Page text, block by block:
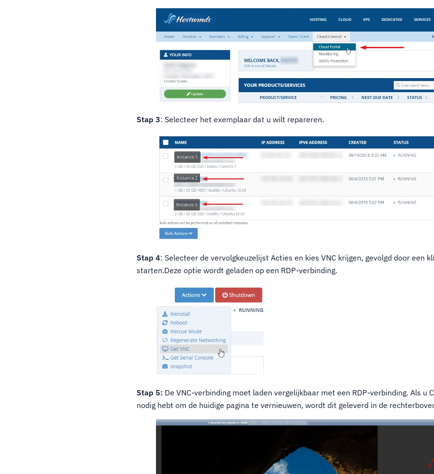
Stap 3: Selecteer het exemplaar dat u wilt repareren.
Stap 4: Selecteer de vervolgkeuzelijst Acties en kies VNC krijgen, gevolgd door een
starten.Deze optie wordt geladen op een RDP-verbinding.
Stap 5: De VNC-verbinding moet laden vergelijkbaar met een RDP-verbinding. Als u
nodig hebt om de huidige pagina te vernieuwen, wordt dit geleverd in de